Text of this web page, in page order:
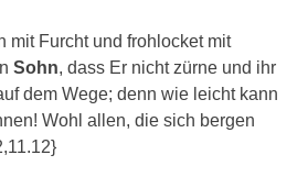
mit Furcht und frohlocket mit
Sohn, dass Er nicht zürne und ihr
dem Wege; denn wie leicht kann
Wohl allen, die sich bergen